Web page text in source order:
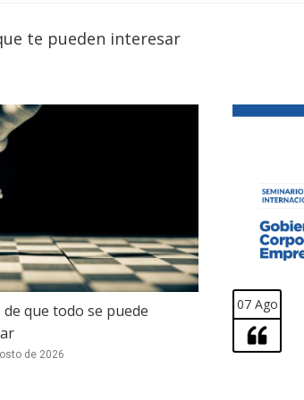
te pueden interesar
de que todo se puede
de 2026
07 Ago